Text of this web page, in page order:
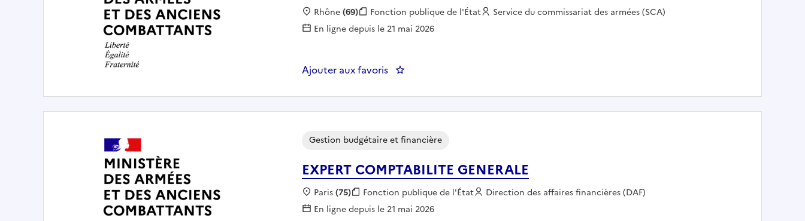
Localisation :
Rhône(69) Fonction publique :
Fonction publique de l'État Employeur :
Service du commissariat des armées (SCA)
En ligne depuis le 21 mai 2026
Ajouter aux favoris : AGENT D'ORDONNANCEMENT
EXPERT COMPTABILITE GENERALE
Gestion budgétaire et financière
Localisation :
Paris(75) Fonction publique :
Fonction publique de l'État Employeur :
Direction des affaires financières (DAF)
En ligne depuis le 21 mai 2026